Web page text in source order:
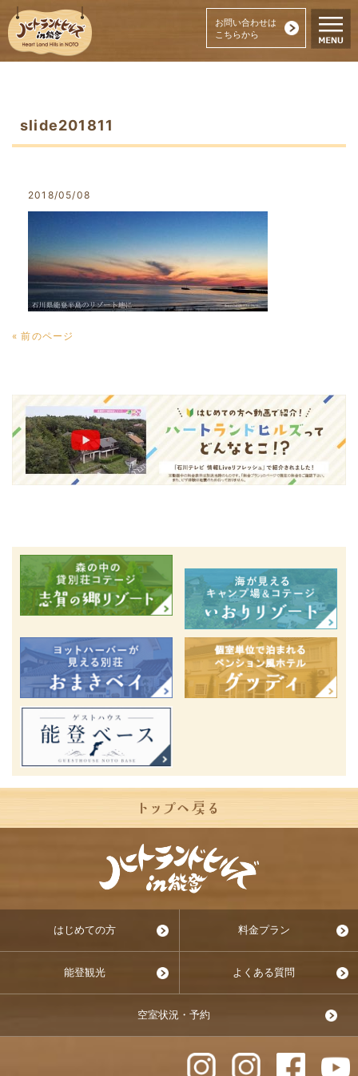
お問い合わせは
こちらから
slide201811
2018/05/08
« 前のページ
はじめての方 料金プラン
能登観光 よくある質問
空室状況・予約